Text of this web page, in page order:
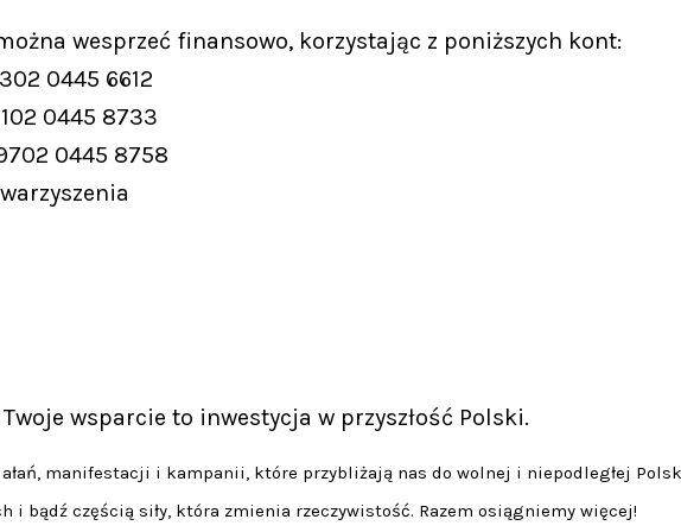
wesprzeć finansowo, korzystając z poniższych kont:
0445 6612
0445 8733
0445 8758
Twoje wsparcie to inwestycja w przyszłość Polski.
manifestacji i kampanii, które przybliżają nas do wolnej i niepodległej
i bądź częścią siły, która zmienia rzeczywistość. Razem osiągniemy więcej!